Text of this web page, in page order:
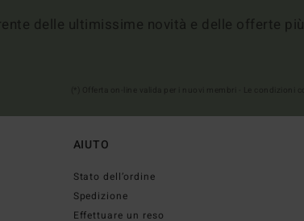
delle ultimissime novità e delle offerte più
AIUTO
Stato dell’ordine
Spedizione
Effettuare un reso